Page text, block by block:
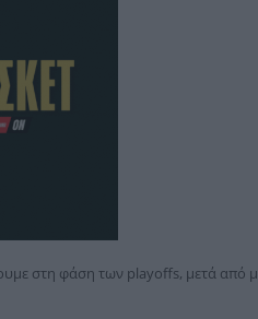
στη φάση των playoffs, μετά από